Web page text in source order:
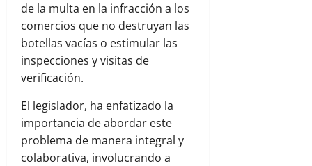
de la multa en la infracción a los
comercios que no destruyan las
botellas vacías o estimular las
inspecciones y visitas de
verificación.
El legislador, ha enfatizado la
importancia de abordar este
problema de manera integral y
colaborativa, involucrando a